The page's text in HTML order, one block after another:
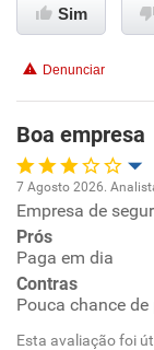
Conciliação com
Recomenda
Sim
Denunciar
Boa empresa
Oportunidade
Ambiente de
7 Agosto 2026.
Empresa de
Prós
Paga em dia
Contras
Pouca chance
Esta avaliação foi